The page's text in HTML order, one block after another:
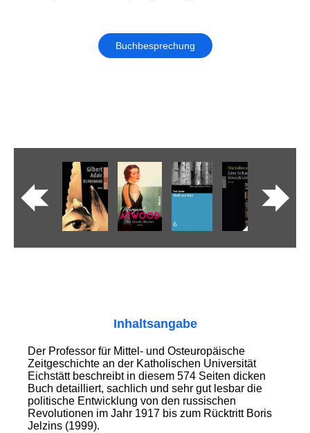
Buchbesprechung
Inhaltsangabe
Der Professor für Mittel- und Osteuropäische
Zeitgeschichte an der Katholischen Universität
Eichstätt beschreibt in diesem 574 Seiten dicken
Buch detailliert, sachlich und sehr gut lesbar die
politische Entwicklung von den russischen
Revolutionen im Jahr 1917 bis zum Rücktritt Boris
Jelzins (1999).